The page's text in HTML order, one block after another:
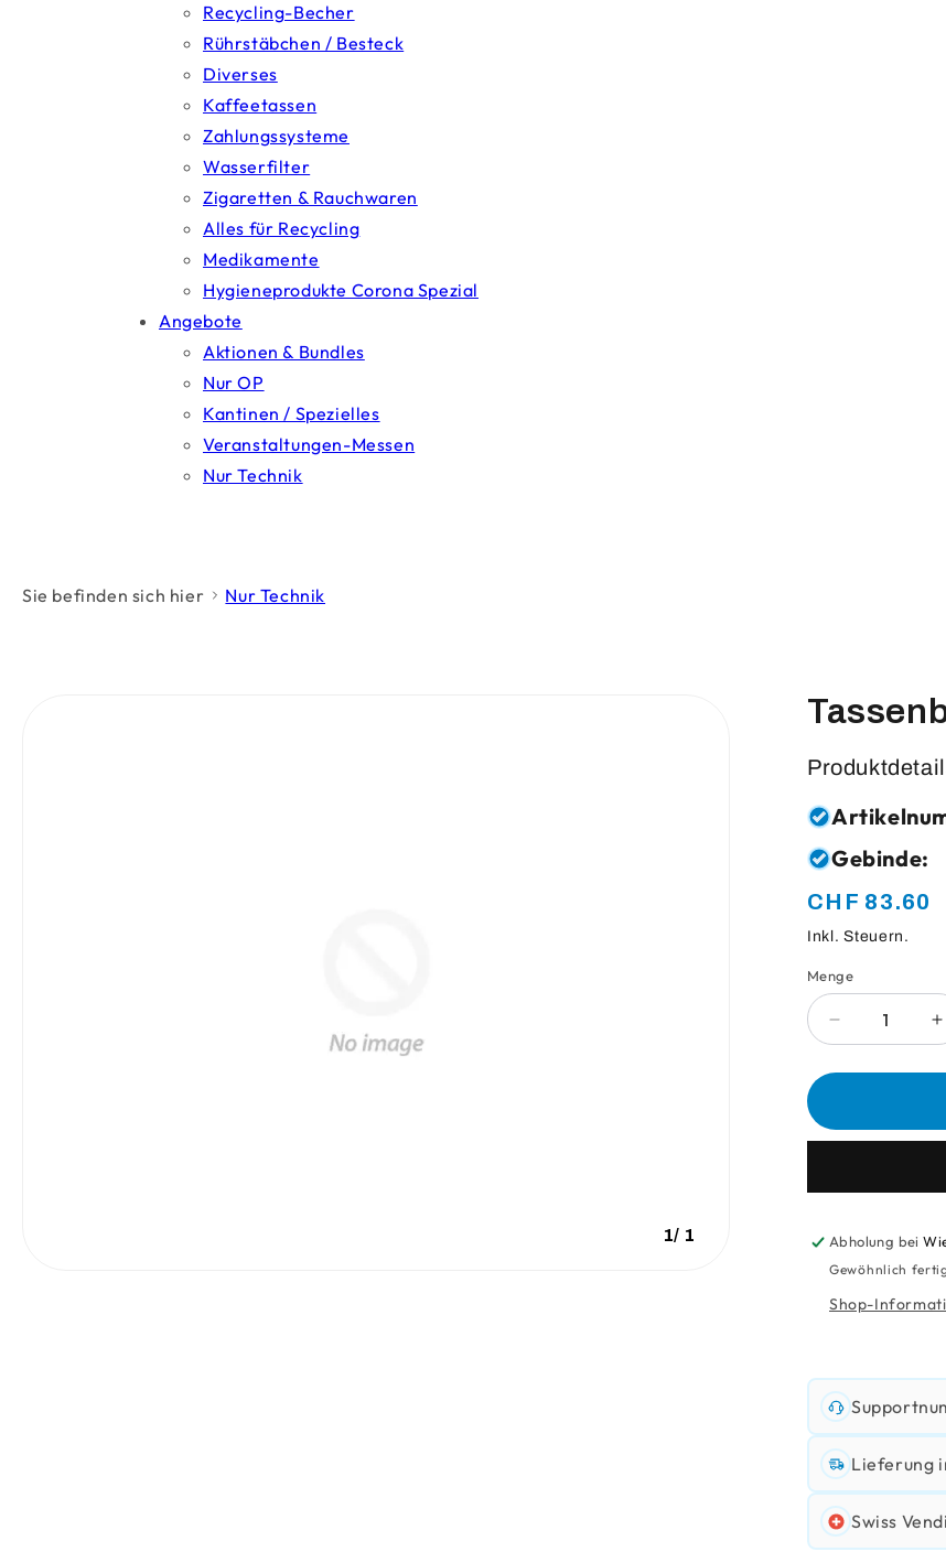
Recycling-Becher
Rührstäbchen / Besteck
Diverses
Kaffeetassen
Zahlungssysteme
Wasserfilter
Zigaretten & Rauchwaren
Alles für Recycling
Medikamente
Hygieneprodukte Corona Spezial
Angebote
Aktionen & Bundles
Nur OP
Kantinen / Spezielles
Veranstaltungen-Messen
Nur Technik
Sie befinden sich hier Nur Technik
1/ 1
Gebinde:
Normaler
Preis
CHF 83.60
Inkl. Steuern.
Anzahl
Menge
Verringere
die
Menge
Chrom
Abholung bei
Gewöhnlich
Shop-
Lieferung
Swiss